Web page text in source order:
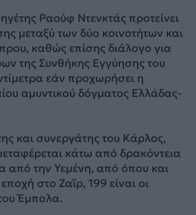
Ραούφ Ντενκτάς προτείνει
μεταξύ των δύο κοινοτήτων και
καθώς επίσης διάλογο για
της Συνθήκης Εγγύησης του
εάν προχωρήσει η
αμυντικού δόγματος Ελλάδας-
και συνεργάτης του Κάρλος,
κάτω από δρακόντεια
από την Υεμένη, από όπου και
στο Ζαΐρ, 199 είναι οι
Έμπολα.